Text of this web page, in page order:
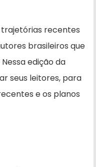
recentes
brasileiros que
edição da
seus leitores, para
e os planos